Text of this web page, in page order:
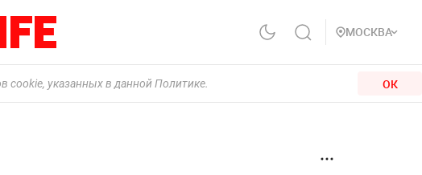
МОСКВА
cookie, указанных в данной Политике. ОК